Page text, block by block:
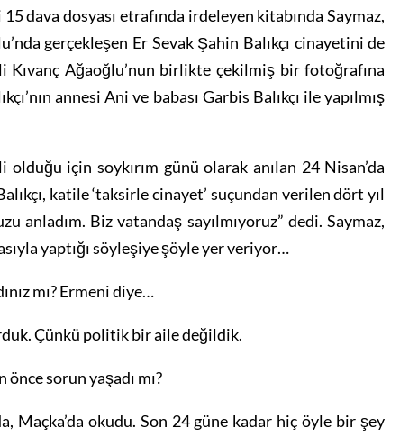
dava dosyası etrafında irdeleyen kitabında Saymaz,
gerçekleşen Er Sevak Şahin Balıkçı cinayetini de
Kıvanç Ağaoğlu’nun birlikte çekilmiş bir fotoğrafına
annesi Ani ve babası Garbis Balıkçı ile yapılmış
olduğu için soykırım günü olarak anılan 24 Nisan’da
katile ‘taksirle cinayet’ suçundan verilen dört yıl
anladım. Biz vatandaş sayılmıyoruz” dedi. Saymaz,
yaptığı söyleşiye şöyle yer veriyor…
mı? Ermeni diye…
Çünkü politik bir aile değildik.
sorun yaşadı mı?
Maçka’da okudu. Son 24 güne kadar hiç öyle bir şey